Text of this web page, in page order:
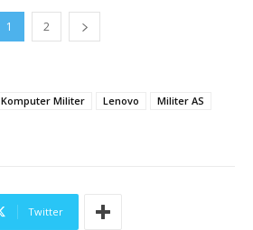
1 2
Komputer Militer Lenovo
Militer AS
Twitter